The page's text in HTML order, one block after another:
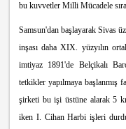
bu kuvvetler Milli Mücadele
Samsun'dan başlayarak Sivas
inşası daha XIX. yüzyılın
imtiyaz 1891'de Belçikalı
tetkikler yapılmaya başlanmış
şirketi bu işi üstüne alarak 5
iken I. Cihan Harbi işleri